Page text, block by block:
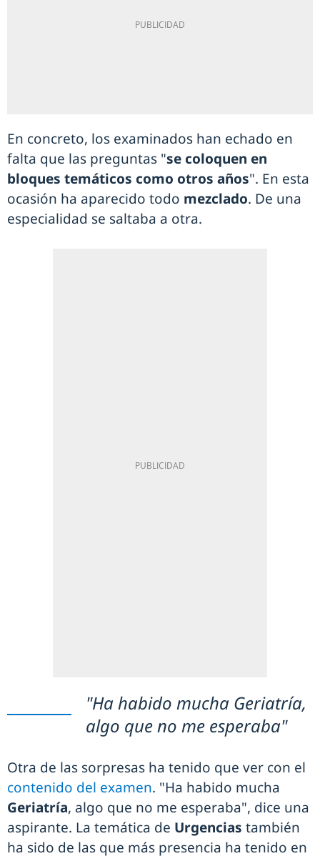
En concreto, los examinados han echado en
falta que las preguntas "se coloquen en
bloques temáticos como otros años". En esta
ocasión ha aparecido todo mezclado. De una
especialidad se saltaba a otra.
"Ha habido mucha Geriatría,
algo que no me esperaba"
Otra de las sorpresas ha tenido que ver con el
contenido del examen. "Ha habido mucha
Geriatría, algo que no me esperaba", dice una
aspirante. La temática de Urgencias también
ha sido de las que más presencia ha tenido en